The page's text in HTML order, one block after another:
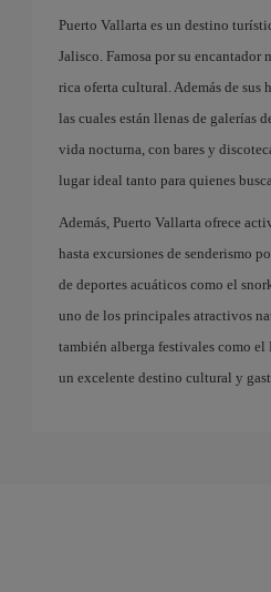
Puerto Vallarta es un destino
Jalisco. Famosa por su
rica oferta cultural. Además de sus
las cuales están llenas de galerías
vida nocturna, con bares y
lugar ideal tanto para quienes
Además, Puerto Vallarta ofrece
hasta excursiones de senderismo
de deportes acuáticos como el
uno de los principales atractivos
también alberga festivales como
un excelente destino cultural y